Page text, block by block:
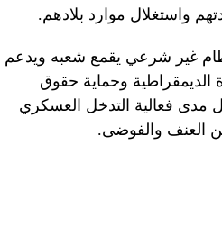
واستغلال موارد بلادهم.
غير شرعي يقمع شعبه ويدعم
الديمقراطية وحماية حقوق
مدى فعالية التدخل العسكري
العنف والفوضى.